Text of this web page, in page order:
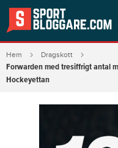
Hem Dragskott
Forwarden med tresiffrigt antal
Hockeyettan